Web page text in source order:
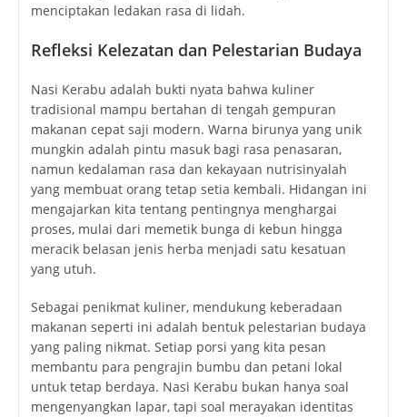
menciptakan ledakan rasa di lidah.
Refleksi Kelezatan dan Pelestarian Budaya
Nasi Kerabu adalah bukti nyata bahwa kuliner
tradisional mampu bertahan di tengah gempuran
makanan cepat saji modern. Warna birunya yang unik
mungkin adalah pintu masuk bagi rasa penasaran,
namun kedalaman rasa dan kekayaan nutrisinyalah
yang membuat orang tetap setia kembali. Hidangan ini
mengajarkan kita tentang pentingnya menghargai
proses, mulai dari memetik bunga di kebun hingga
meracik belasan jenis herba menjadi satu kesatuan
yang utuh.
Sebagai penikmat kuliner, mendukung keberadaan
makanan seperti ini adalah bentuk pelestarian budaya
yang paling nikmat. Setiap porsi yang kita pesan
membantu para pengrajin bumbu dan petani lokal
untuk tetap berdaya. Nasi Kerabu bukan hanya soal
mengenyangkan lapar, tapi soal merayakan identitas